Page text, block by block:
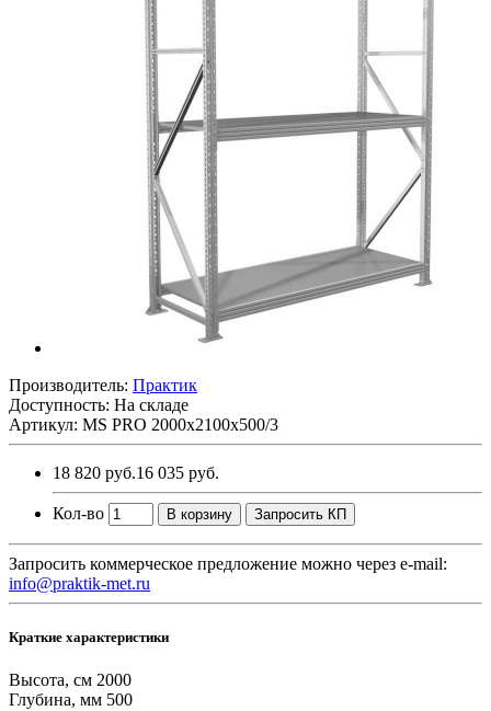
Производитель: Практик
Доступность: На складе
Артикул: MS PRO 2000x2100x500/3
18 820 руб.16 035 руб.
Кол-во В корзину Запросить КП
Запросить коммерческое предложение можно через e-mail:
info@praktik-met.ru
Краткие характеристики
Высота, см 2000
Глубина, мм 500